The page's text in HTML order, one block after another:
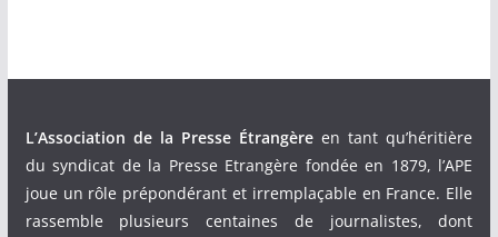
L’Association de la Presse Étrangèreen tant qu’héritière
du syndicat de la Presse Etrangère fondée en 1879, l’APE
joue un rôle prépondérant et irremplaçable en France. Elle
rassemble plusieurs centaines de journalistes, dont